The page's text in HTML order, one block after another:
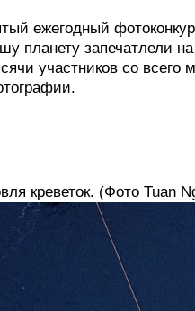
ежегодный
планету запечатлели
участников со
креветок. (Фото Tuan